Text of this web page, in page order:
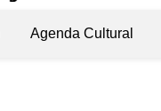
Agenda Cultural